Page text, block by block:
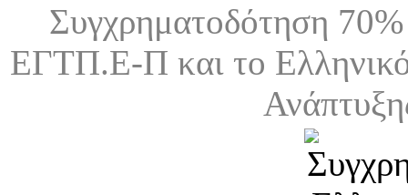
Συγχρηματοδότηση
ΕΓΤΠ.Ε-Π και το